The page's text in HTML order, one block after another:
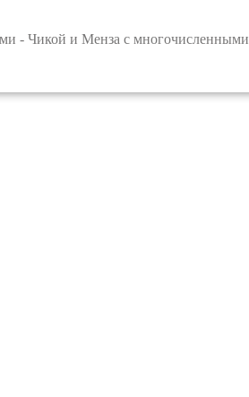
- Чикой и Менза с многочисленными